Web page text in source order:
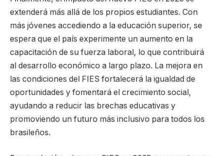
extenderá más allá de los propios estudiantes. Con
más jóvenes accediendo a la educación superior, se
espera que el país experimente un aumento en la
capacitación de su fuerza laboral, lo que contribuirá
al desarrollo económico a largo plazo. La mejora en
las condiciones del FIES fortalecerá la igualdad de
oportunidades y fomentará el crecimiento social,
ayudando a reducir las brechas educativas y
promoviendo un futuro más inclusivo para todos los
brasileños.